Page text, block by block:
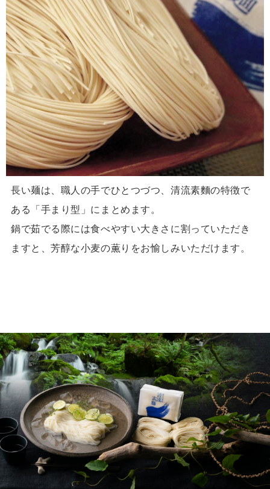
長い麺は、職人の手でひとつづつ、清流素麵の特徴で
ある「手まり型」にまとめます。
鍋で茹でる際には食べやすい大きさに割っていただき
ますと、芳醇な小麦の薫りをお愉しみいただけます。